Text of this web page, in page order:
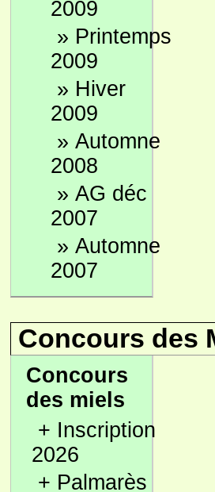
2009
» Printemps
2009
» Hiver
2009
» Automne
2008
» AG déc
2007
» Automne
2007
Concours des
Concours
des miels
+ Inscription
2026
+ Palmarès